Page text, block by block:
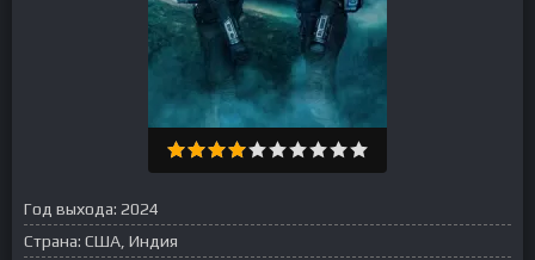
Год выхода: 2024
Страна: США, Индия